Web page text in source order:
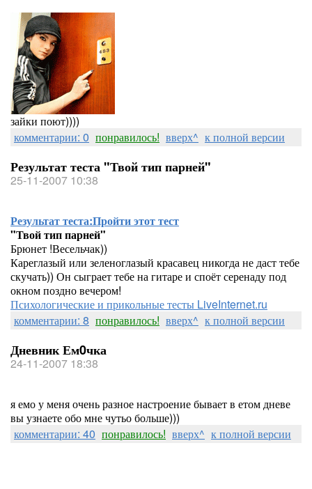
зайки поют))))
комментарии: 0 понравилось! вверх^ к полной версии
Результат теста "Твой тип парней"
25-11-2007 10:38
Результат теста:Пройти этот тест
"Твой тип парней"
Брюнет !Весельчак))
Кареглазый или зеленоглазый красавец никогда не даст тебе
скучать)) Он сыграет тебе на гитаре и споёт серенаду под
окном поздно вечером!
Психологические и прикольные тесты LiveInternet.ru
комментарии: 8 понравилось! вверх^ к полной версии
Дневник Ем0чка
24-11-2007 18:38
я емо у меня очень разное настроение бывает в етом дневе
вы узнаете обо мне чутьо больше)))
комментарии: 40 понравилось! вверх^ к полной версии